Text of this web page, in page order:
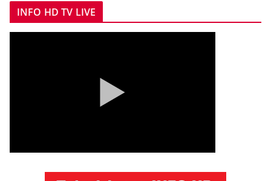
INFO HD TV LIVE